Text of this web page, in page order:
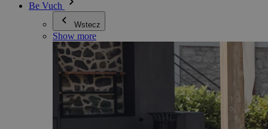
Be Vuch
Wstecz
Show more